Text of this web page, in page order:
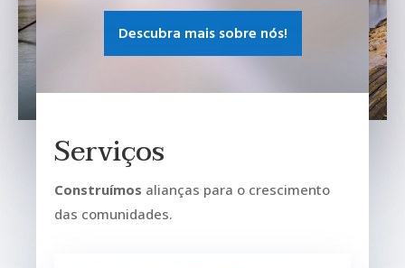
Descubra mais sobre nós!
Serviços
Construímos alianças para o crescimento
das comunidades.